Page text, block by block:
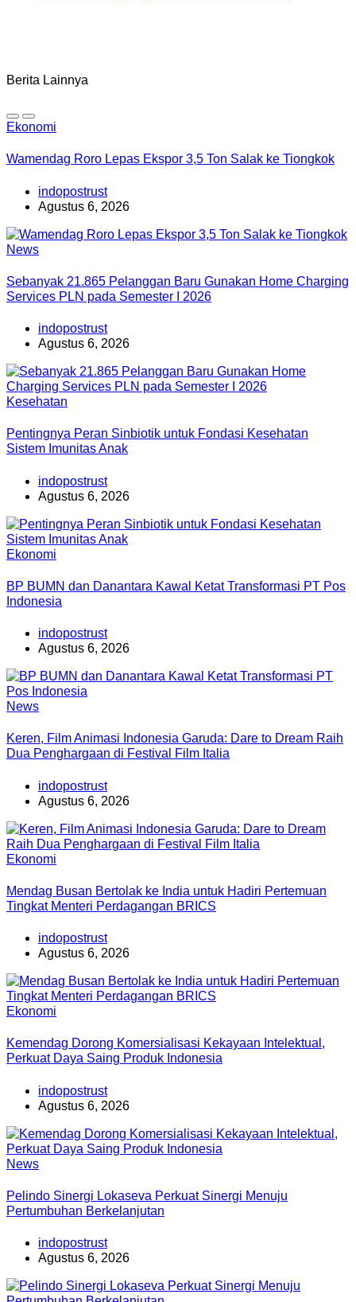
Berita Lainnya
Ekonomi
Wamendag Roro Lepas Ekspor 3,5 Ton Salak ke Tiongkok
indopostrust
Agustus 6, 2026
News
Sebanyak 21.865 Pelanggan Baru Gunakan Home Charging
Services PLN pada Semester I 2026
indopostrust
Agustus 6, 2026
Kesehatan
Pentingnya Peran Sinbiotik untuk Fondasi Kesehatan
Sistem Imunitas Anak
indopostrust
Agustus 6, 2026
Ekonomi
BP BUMN dan Danantara Kawal Ketat Transformasi PT Pos
Indonesia
indopostrust
Agustus 6, 2026
News
Keren, Film Animasi Indonesia Garuda: Dare to Dream Raih
Dua Penghargaan di Festival Film Italia
indopostrust
Agustus 6, 2026
Ekonomi
Mendag Busan Bertolak ke India untuk Hadiri Pertemuan
Tingkat Menteri Perdagangan BRICS
indopostrust
Agustus 6, 2026
Ekonomi
Kemendag Dorong Komersialisasi Kekayaan Intelektual,
Perkuat Daya Saing Produk Indonesia
indopostrust
Agustus 6, 2026
News
Pelindo Sinergi Lokaseva Perkuat Sinergi Menuju
Pertumbuhan Berkelanjutan
indopostrust
Agustus 6, 2026